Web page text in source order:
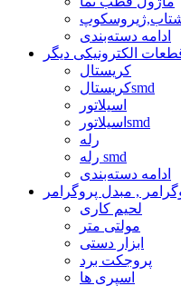
ادامه دسته‌بندی
الکترونیکی دیگر
کریستال
کریستالsmd
اسیلاتور
اسیلاتورsmd
رله
رله smd
ادامه دسته‌بندی
, مبدل پروگرامر
لحیم کاری
مولتی متر
ابزار دستی
پروجکت برد
اسپری ها